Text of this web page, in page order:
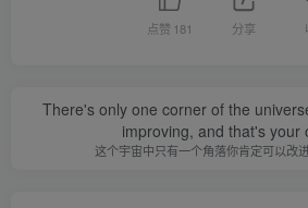
点赞 181 分享
There's only one corner of the
improving, and that's your
这个宇宙中只有一个角落你肯定可以改